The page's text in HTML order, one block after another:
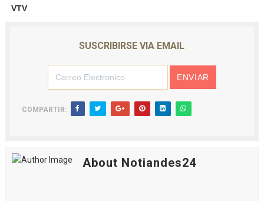
VTV
SUSCRIBIRSE VIA EMAIL
COMPARTIR:
About Notiandes24